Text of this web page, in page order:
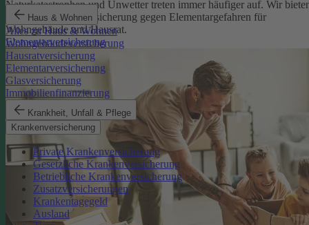
Haus & Wohnen
Alles zu Haus & Wohnen
Wohngebäudeversicherung
Hausratversicherung
Elementarversicherung
Glasversicherung
Immobilienfinanzierung
Krankheit, Unfall & Pflege
Krankenversicherung
Private Krankenversicherung
Gesetzliche Krankenversicherung
Betriebliche Krankenversicherung
Zusatzversicherungen
Krankentagegeld
Ausland
Naturkatastrophen und Unwetter treten immer häufiger auf. Wir
eine zuverlässige Absicherung gegen Elementargefahren für
Wohngebäude und Hausrat.
Elementarversicherung